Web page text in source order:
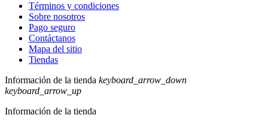
Términos y condiciones
Sobre nosotros
Pago seguro
Contáctanos
Mapa del sitio
Tiendas
Información de la tienda keyboard_arrow_down
keyboard_arrow_up
Información de la tienda